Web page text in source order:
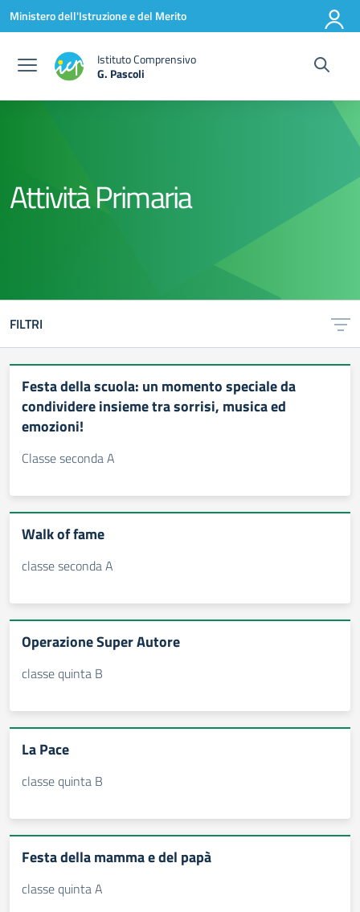
Vai ai contenuti
Vai al menu di navigazione
Vai al footer
Ministero dell'Istruzione e del Merito
Istituto Comprensivo
G. Pascoli
Attività Primaria
FILTRI
Festa della scuola: un momento speciale da
condividere insieme tra sorrisi, musica ed
emozioni!
Classe seconda A
Walk of fame
classe seconda A
Operazione Super Autore
classe quinta B
La Pace
classe quinta B
Festa della mamma e del papà
classe quinta A